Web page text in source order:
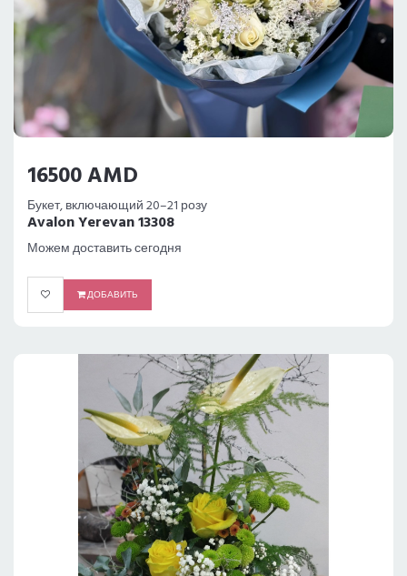
16500 AMD
Букет, включающий 20–21 розу
Avalon Yerevan 13308
Можем доставить сегодня
ДОБАВИТЬ